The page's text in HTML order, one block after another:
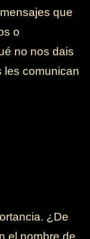
que
o
no nos dais
les comunican
¿De